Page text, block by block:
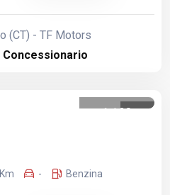
(CT) - TF Motors
Concessionario
1 /20
- Benzina